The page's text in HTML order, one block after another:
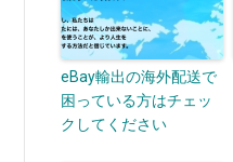
eBay輸出の海外配送で
困っている方はチェッ
クしてください